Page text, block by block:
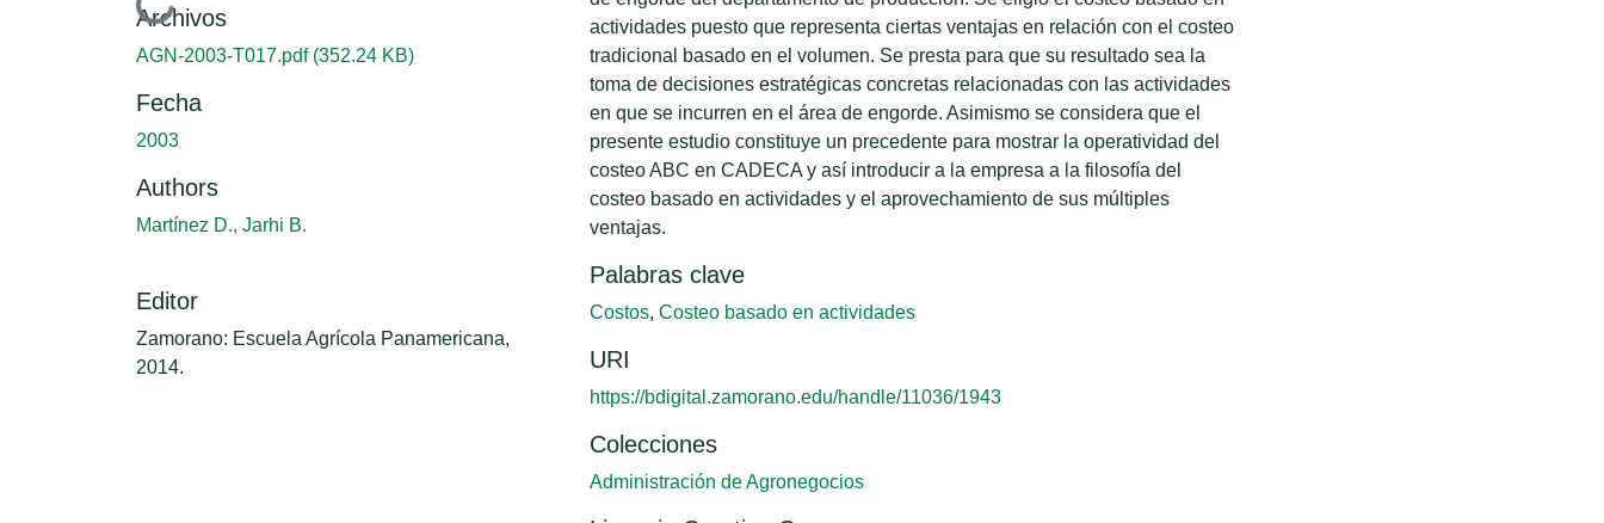
Cargando...
Archivos
AGN-2003-T017.pdf (352.24 KB)
Fecha
2003
Authors
Martínez D., Jarhi B.
Editor
Zamorano: Escuela Agrícola Panamericana,
2014.
actividades puesto que representa ciertas ventajas en relación con el costeo
tradicional basado en el volumen. Se presta para que su resultado sea la
toma de decisiones estratégicas concretas relacionadas con las actividades
en que se incurren en el área de engorde. Asimismo se considera que el
presente estudio constituye un precedente para mostrar la operatividad del
costeo ABC en CADECA y así introducir a la empresa a la filosofía del
costeo basado en actividades y el aprovechamiento de sus múltiples
ventajas.
Palabras clave
Costos, Costeo basado en actividades
URI
https://bdigital.zamorano.edu/handle/11036/1943
Colecciones
Administración de Agronegocios